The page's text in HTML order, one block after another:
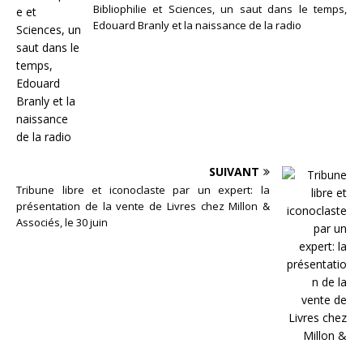
Bibliophilie et Sciences, un saut dans le temps,
Edouard Branly et la naissance de la radio
SUIVANT
Tribune libre et iconoclaste par un expert: la
présentation de la vente de Livres chez Millon &
Associés, le 30 juin